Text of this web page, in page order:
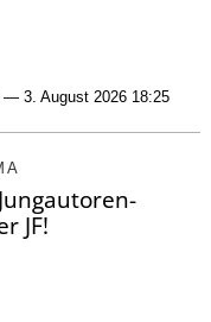
— 3. August 2026 18:25
JF!